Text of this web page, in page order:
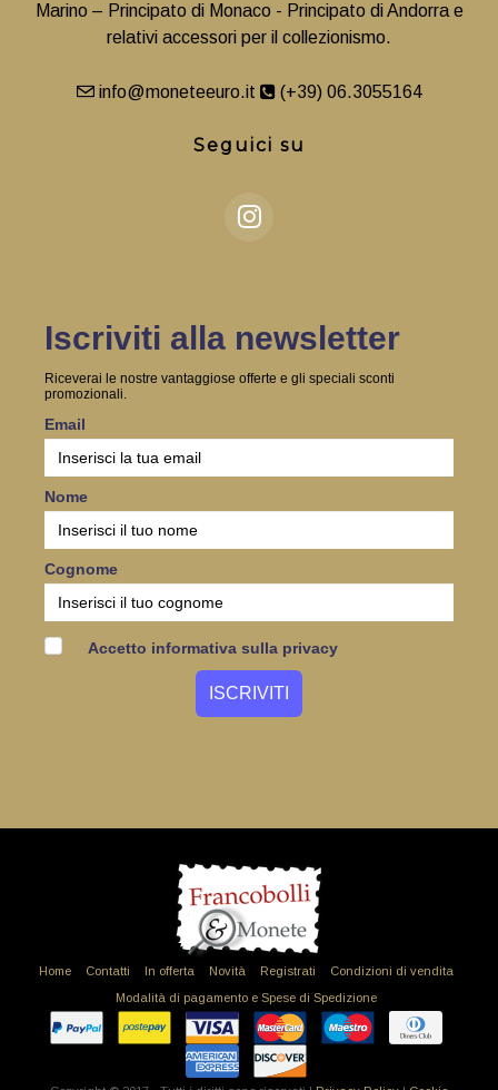
Marino – Principato di Monaco - Principato di Andorra e
relativi accessori per il collezionismo.
info@moneteeuro.it (+39) 06.3055164
Seguici su
Iscriviti alla newsletter
Riceverai le nostre vantaggiose offerte e gli speciali sconti
promozionali.
Email
Nome
Cognome
Accetto informativa sulla privacy
Home Contatti In offerta Novità Registrati
Condizioni di vendita
Modalità di pagamento e Spese di Spedizione